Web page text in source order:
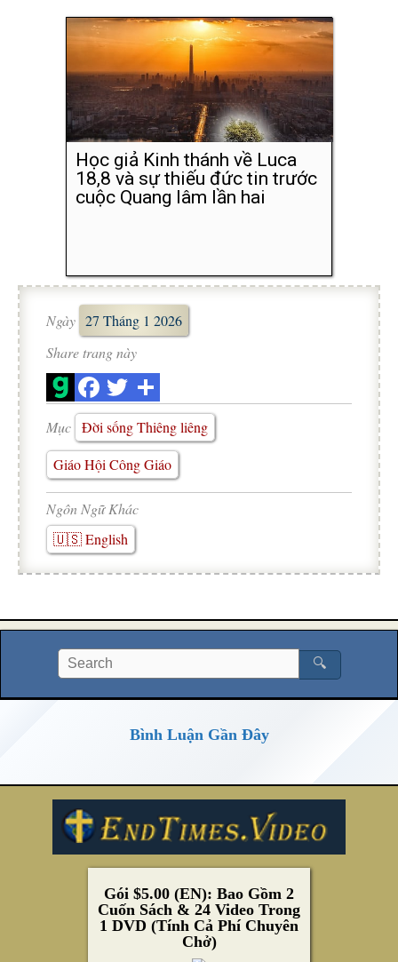
Học giả Kinh thánh về Luca
18,8 và sự thiếu đức tin trước
cuộc Quang lâm lần hai
Ngày 27 Tháng 1 2026
Share trang này
Mục Đời sống Thiêng liêng
Giáo Hội Công Giáo
Ngôn Ngữ Khác
🇺🇸 English
🔍
Bình Luận Gần Đây
Gói $5.00 (EN): Bao Gồm 2
Cuốn Sách & 24 Video Trong
1 DVD (Tính Cả Phí Chuyên
Chở)